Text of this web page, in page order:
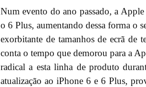
Num evento do ano passado, a
o 6 Plus, aumentando dessa forma o
exorbitante de tamanhos de ecrã de
conta o tempo que demorou para a
radical a esta linha de produto
atualização ao iPhone 6 e 6 Plus,